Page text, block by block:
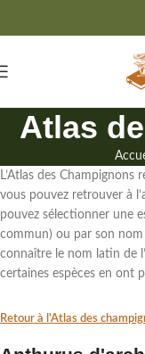
Atlas
L’Atlas des Champignons
vous pouvez retrouver à
pouvez sélectionner une
commun) ou par son
connaître le nom latin de
certaines espèces en ont
Retour à l'Atlas des